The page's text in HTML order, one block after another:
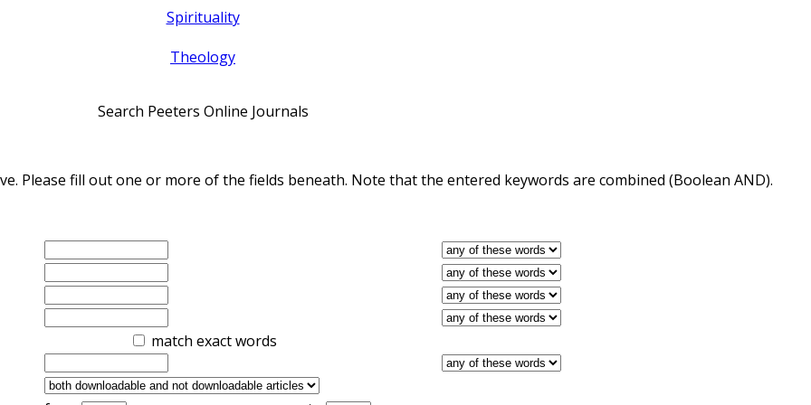
Spirituality
Theology
Search Peeters Online Journals
Please fill out one or more of the fields beneath. Note that the entered keywords are combined (Boolean AND).
match exact words